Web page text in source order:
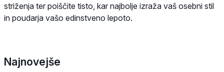
striženja ter poiščite tisto, kar najbolje izraža vaš osebni stil
in poudarja vašo edinstveno lepoto.
Najnovejše